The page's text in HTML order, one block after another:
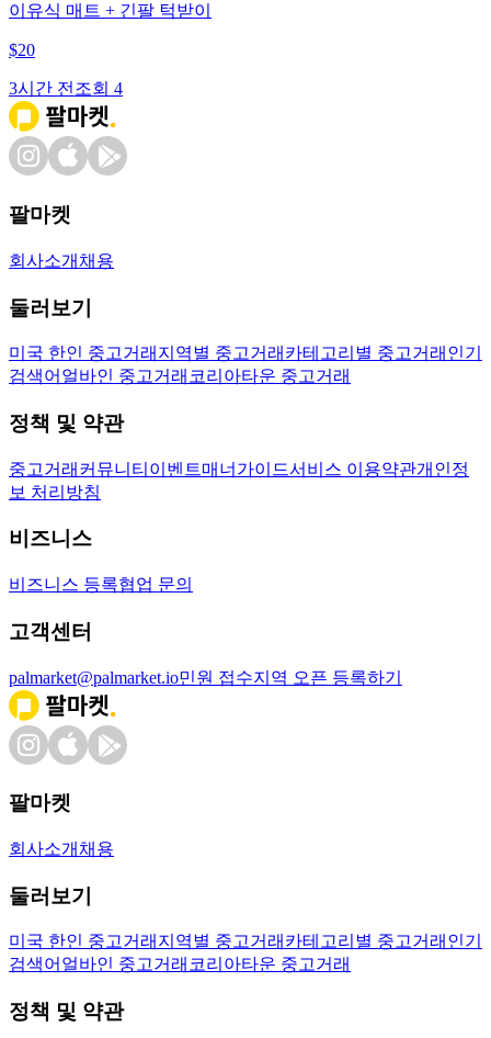
이유식 매트 + 긴팔 턱받이
$20
3시간 전 조회 4
팔마켓
회사소개 채용
둘러보기
미국 한인 중고거래 지역별 중고거래 카테고리별 중고거래 인기
검색어 얼바인 중고거래 코리아타운 중고거래
정책 및 약관
중고거래 커뮤니티 이벤트매너가이드서비스 이용약관개인정
보 처리방침
비즈니스
비즈니스 등록협업 문의
고객센터
palmarket@palmarket.io민원 접수지역 오픈 등록하기
팔마켓
회사소개 채용
둘러보기
미국 한인 중고거래 지역별 중고거래 카테고리별 중고거래 인기
검색어 얼바인 중고거래 코리아타운 중고거래
정책 및 약관